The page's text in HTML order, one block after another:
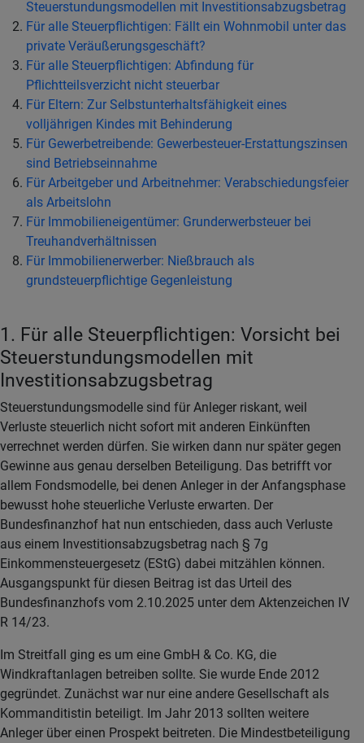
Steuerstundungsmodellen mit Investitionsabzugsbetrag
Für alle Steuerpflichtigen: Fällt ein Wohnmobil unter das
private Veräußerungsgeschäft?
Für alle Steuerpflichtigen: Abfindung für
Pflichtteilsverzicht nicht steuerbar
Für Eltern: Zur Selbstunterhaltsfähigkeit eines
volljährigen Kindes mit Behinderung
Für Gewerbetreibende: Gewerbesteuer-Erstattungszinsen
sind Betriebseinnahme
Für Arbeitgeber und Arbeitnehmer: Verabschiedungsfeier
als Arbeitslohn
Für Immobilieneigentümer: Grunderwerbsteuer bei
Treuhandverhältnissen
Für Immobilienerwerber: Nießbrauch als
grundsteuerpflichtige Gegenleistung
1. Für alle Steuerpflichtigen: Vorsicht bei
Steuerstundungsmodellen mit
Investitionsabzugsbetrag
Steuerstundungsmodelle sind für Anleger riskant, weil
Verluste steuerlich nicht sofort mit anderen Einkünften
verrechnet werden dürfen. Sie wirken dann nur später gegen
Gewinne aus genau derselben Beteiligung. Das betrifft vor
allem Fondsmodelle, bei denen Anleger in der Anfangsphase
bewusst hohe steuerliche Verluste erwarten. Der
Bundesfinanzhof hat nun entschieden, dass auch Verluste
aus einem Investitionsabzugsbetrag nach § 7g
Einkommensteuergesetz (EStG) dabei mitzählen können.
Ausgangspunkt für diesen Beitrag ist das Urteil des
Bundesfinanzhofs vom 2.10.2025 unter dem Aktenzeichen IV
R 14/23.
Im Streitfall ging es um eine GmbH & Co. KG, die
Windkraftanlagen betreiben sollte. Sie wurde Ende 2012
gegründet. Zunächst war nur eine andere Gesellschaft als
Kommanditistin beteiligt. Im Jahr 2013 sollten weitere
Anleger über einen Prospekt beitreten. Die Mindestbeteiligung